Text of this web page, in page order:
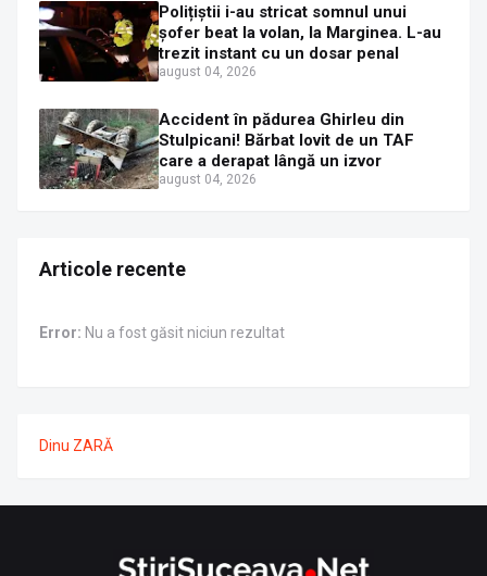
Polițiștii i-au stricat somnul unui
șofer beat la volan, la Marginea. L-au
trezit instant cu un dosar penal
august 04, 2026
Accident în pădurea Ghirleu din
Stulpicani! Bărbat lovit de un TAF
care a derapat lângă un izvor
august 04, 2026
Articole recente
Error: Nu a fost găsit niciun rezultat
Dinu ZARĂ